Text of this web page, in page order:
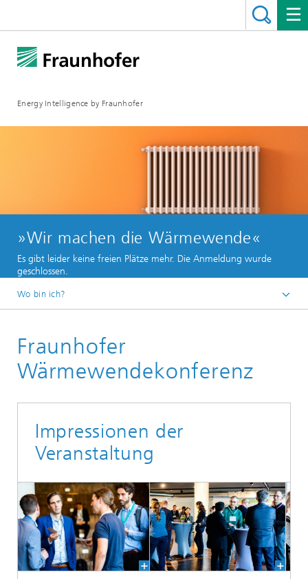
Energy Intelligence by Fraunhofer
»Wir machen die Wärmewende«
Es gibt leider keine freien Plätze mehr. Die Anmeldung wurde
geschlossen.
Wo bin ich?
Veranstaltungen
Vergangene Veranstaltungen
Fraunhofer
Wärmewendekonferenz
Impressionen der
Veranstaltung